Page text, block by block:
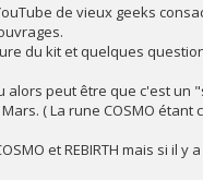
de vieux geeks
du kit et quelques
peut être que c'est un
( La rune COSMO
et REBIRTH mais si il